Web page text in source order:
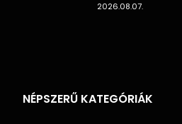
2026.08.07.
NÉPSZERŰ KATEGÓRIÁK